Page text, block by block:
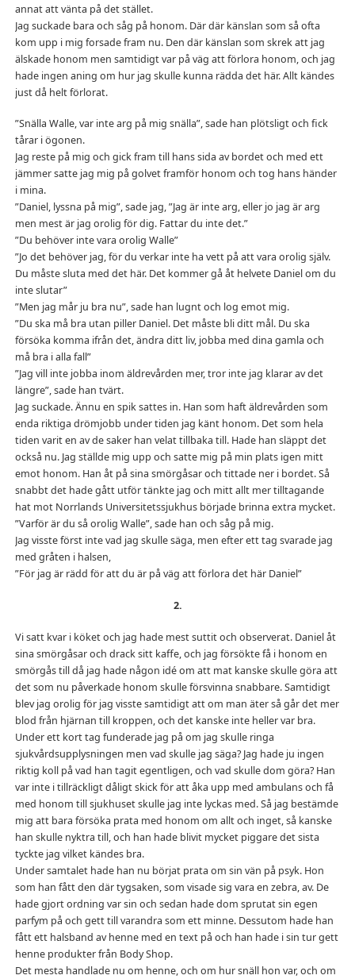
annat att vänta på det stället.
Jag suckade bara och såg på honom. Där där känslan som så ofta
kom upp i mig forsade fram nu. Den där känslan som skrek att jag
älskade honom men samtidigt var på väg att förlora honom, och jag
hade ingen aning om hur jag skulle kunna rädda det här. Allt kändes
just då helt förlorat.
”Snälla Walle, var inte arg på mig snälla”, sade han plötsligt och fick
tårar i ögonen.
Jag reste på mig och gick fram till hans sida av bordet och med ett
jämmer satte jag mig på golvet framför honom och tog hans händer
i mina.
”Daniel, lyssna på mig”, sade jag, ”Jag är inte arg, eller jo jag är arg
men mest är jag orolig för dig. Fattar du inte det.”
”Du behöver inte vara orolig Walle”
”Jo det behöver jag, för du verkar inte ha vett på att vara orolig själv.
Du måste sluta med det här. Det kommer gå åt helvete Daniel om du
inte slutar”
”Men jag mår ju bra nu”, sade han lugnt och log emot mig.
”Du ska må bra utan piller Daniel. Det måste bli ditt mål. Du ska
försöka komma ifrån det, ändra ditt liv, jobba med dina gamla och
må bra i alla fall”
”Jag vill inte jobba inom äldrevården mer, tror inte jag klarar av det
längre”, sade han tvärt.
Jag suckade. Ännu en spik sattes in. Han som haft äldrevården som
enda riktiga drömjobb under tiden jag känt honom. Det som hela
tiden varit en av de saker han velat tillbaka till. Hade han släppt det
också nu. Jag ställde mig upp och satte mig på min plats igen mitt
emot honom. Han åt på sina smörgåsar och tittade ner i bordet. Så
snabbt det hade gått utför tänkte jag och mitt allt mer tilltagande
hat mot Norrlands Universitetssjukhus började brinna extra mycket.
”Varför är du så orolig Walle”, sade han och såg på mig.
Jag visste först inte vad jag skulle säga, men efter ett tag svarade jag
med gråten i halsen,
”För jag är rädd för att du är på väg att förlora det här Daniel”
2.
Vi satt kvar i köket och jag hade mest suttit och observerat. Daniel åt
sina smörgåsar och drack sitt kaffe, och jag försökte få i honom en
smörgås till då jag hade någon idé om att mat kanske skulle göra att
det som nu påverkade honom skulle försvinna snabbare. Samtidigt
blev jag orolig för jag visste samtidigt att om man äter så går det mer
blod från hjärnan till kroppen, och det kanske inte heller var bra.
Under ett kort tag funderade jag på om jag skulle ringa
sjukvårdsupplysningen men vad skulle jag säga? Jag hade ju ingen
riktig koll på vad han tagit egentligen, och vad skulle dom göra? Han
var inte i tillräckligt dåligt skick för att åka upp med ambulans och få
med honom till sjukhuset skulle jag inte lyckas med. Så jag bestämde
mig att bara försöka prata med honom om allt och inget, så kanske
han skulle nyktra till, och han hade blivit mycket piggare det sista
tyckte jag vilket kändes bra.
Under samtalet hade han nu börjat prata om sin vän på psyk. Hon
som han fått den där tygsaken, som visade sig vara en zebra, av. De
hade gjort ordning var sin och sedan hade dom sprutat sin egen
parfym på och gett till varandra som ett minne. Dessutom hade han
fått ett halsband av henne med en text på och han hade i sin tur gett
henne produkter från Body Shop.
Det mesta handlade nu om henne, och om hur snäll hon var, och om